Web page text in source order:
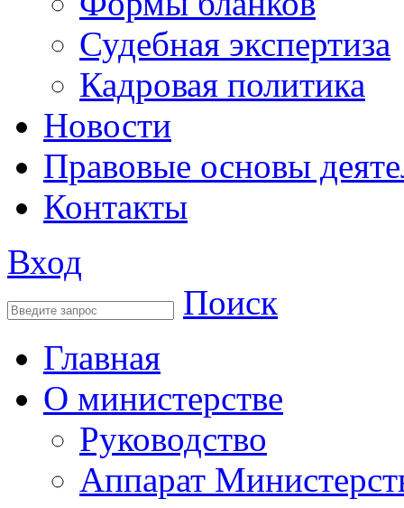
Судебная экспертиза
Кадровая политика
Новости
Правовые основы
Контакты
Вход
Поиск
Главная
О министерстве
Руководство
Аппарат